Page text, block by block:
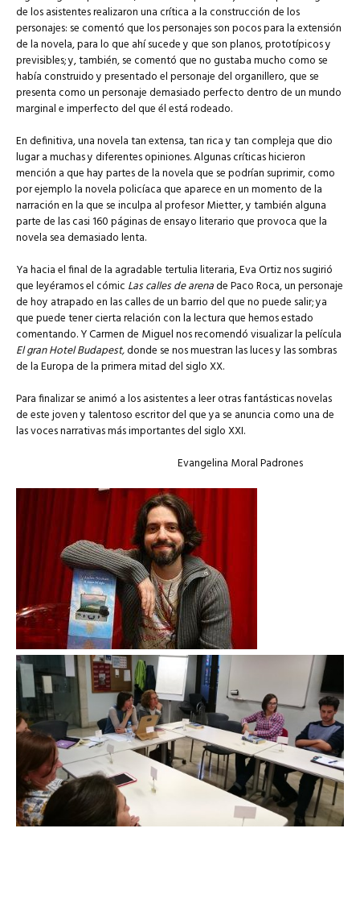
de los asistentes realizaron una crítica a la construcción de los
personajes: se comentó que los personajes son pocos para la extensión
de la novela, para lo que ahí sucede y que son planos, prototípicos y
previsibles; y, también, se comentó que no gustaba mucho como se
había construido y presentado el personaje del organillero, que se
presenta como un personaje demasiado perfecto dentro de un mundo
marginal e imperfecto del que él está rodeado.
En definitiva, una novela tan extensa, tan rica y tan compleja que dio
lugar a muchas y diferentes opiniones. Algunas críticas hicieron
mención a que hay partes de la novela que se podrían suprimir, como
por ejemplo la novela policíaca que aparece en un momento de la
narración en la que se inculpa al profesor Mietter, y también alguna
parte de las casi 160 páginas de ensayo literario que provoca que la
novela sea demasiado lenta.
Ya hacia el final de la agradable tertulia literaria, Eva Ortiz nos sugirió
que leyéramos el cómic Las calles de arenade Paco Roca, un personaje
de hoy atrapado en las calles de un barrio del que no puede salir; ya
que puede tener cierta relación con la lectura que hemos estado
comentando. Y Carmen de Miguel nos recomendó visualizar la película
El gran Hotel Budapest,donde se nos muestran las luces y las sombras
de la Europa de la primera mitad del siglo XX.
Para finalizar se animó a los asistentes a leer otras fantásticas novelas
de este joven y talentoso escritor del que ya se anuncia como una de
las voces narrativas más importantes del siglo XXI.
Evangelina Moral Padrones